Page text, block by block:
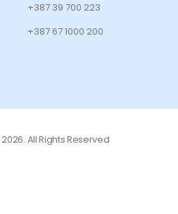
+387 39 700 223
+387 67 1000 200
All Rights Reserved